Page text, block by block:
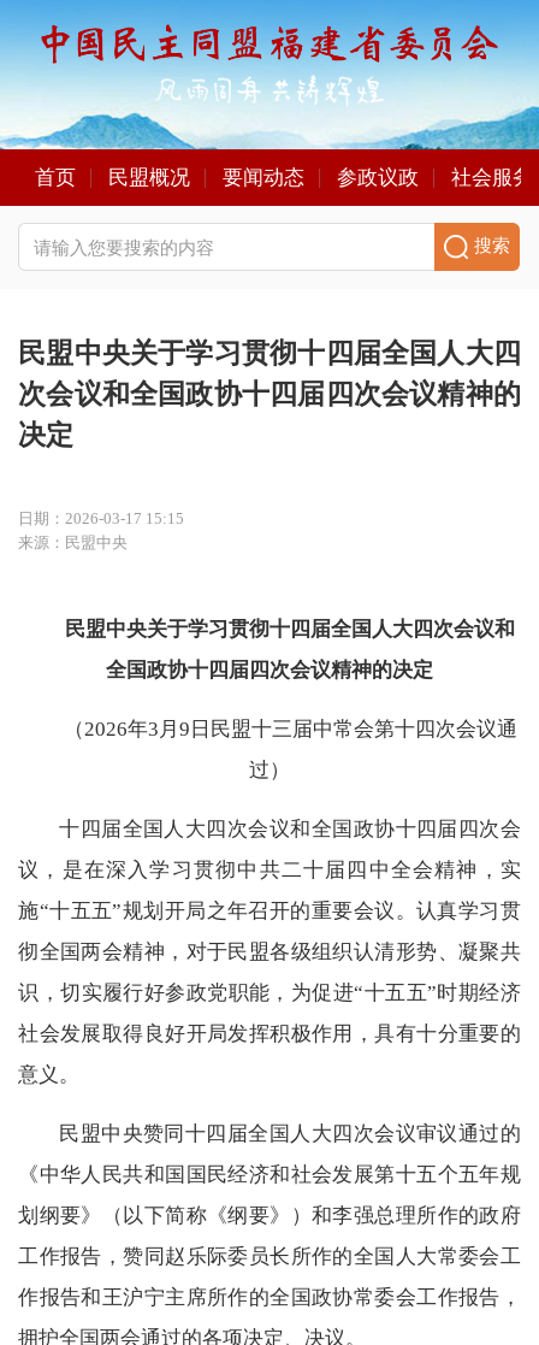
首页 民盟概况 要闻动态 参政议政 社会服务
搜索
民盟中央关于学习贯彻十四届全国人大四
次会议和全国政协十四届四次会议精神的
决定
日期：2026-03-17 15:15
来源：民盟中央
民盟中央关于学习贯彻十四届全国人大四次会议和
全国政协十四届四次会议精神的决定
（2026年3月9日民盟十三届中常会第十四次会议通
过）
十四届全国人大四次会议和全国政协十四届四次会
议，是在深入学习贯彻中共二十届四中全会精神，实
施“十五五”规划开局之年召开的重要会议。认真学习贯
彻全国两会精神，对于民盟各级组织认清形势、凝聚共
识，切实履行好参政党职能，为促进“十五五”时期经济
社会发展取得良好开局发挥积极作用，具有十分重要的
意义。
民盟中央赞同十四届全国人大四次会议审议通过的
《中华人民共和国国民经济和社会发展第十五个五年规
划纲要》（以下简称《纲要》）和李强总理所作的政府
工作报告，赞同赵乐际委员长所作的全国人大常委会工
作报告和王沪宁主席所作的全国政协常委会工作报告，
拥护全国两会通过的各项决定、决议。